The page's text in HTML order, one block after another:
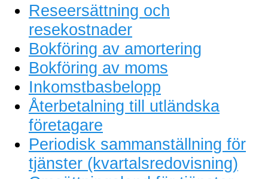
Reseersättning och
resekostnader
Bokföring av amortering
Bokföring av moms
Inkomstbasbelopp
Återbetalning till utländska
företagare
Periodisk sammanställning för
tjänster (kvartalsredovisning)